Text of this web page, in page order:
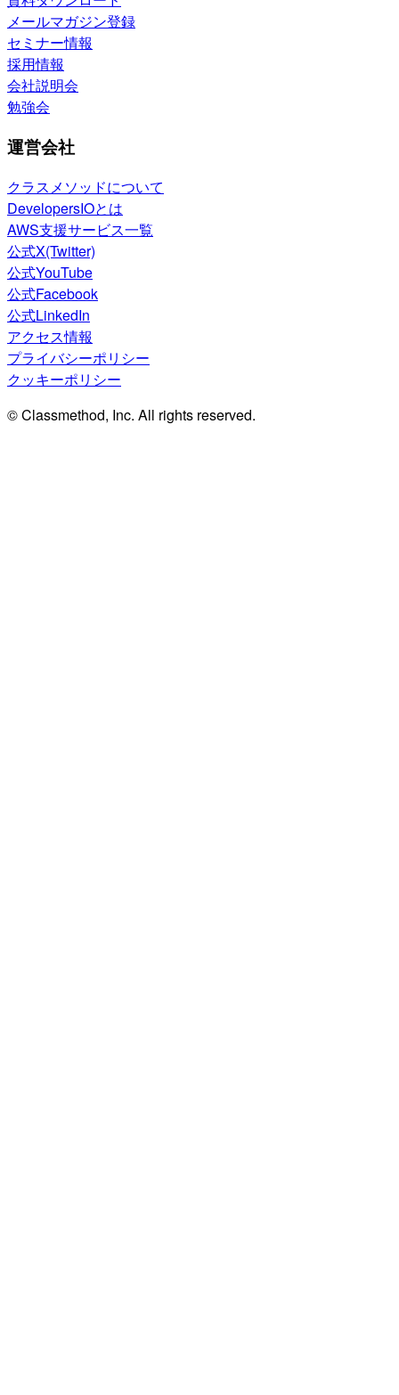
メールマガジン登録
セミナー情報
採用情報
会社説明会
勉強会
運営会社
クラスメソッドについて
DevelopersIOとは
AWS支援サービス一覧
公式X(Twitter)
公式YouTube
公式Facebook
公式LinkedIn
アクセス情報
プライバシーポリシー
クッキーポリシー
© Classmethod, Inc. All rights reserved.